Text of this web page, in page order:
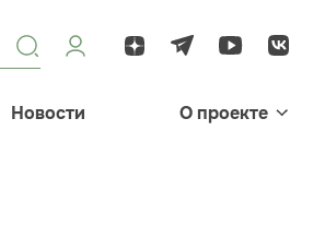
Новости О проекте